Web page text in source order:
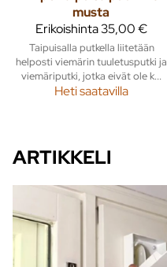
musta
Erikoishinta35,00 €
Taipuisalla putkella liitetään
helposti viemärin tuuletusputki ja
viemäriputki, jotka eivät ole k...
Heti saatavilla
ARTIKKELI